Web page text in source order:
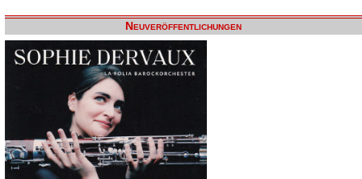
Neuveröffentlichungen